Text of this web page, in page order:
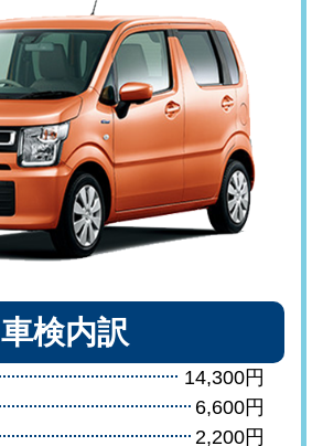
車検内訳
14,300円
6,600円
2,200円